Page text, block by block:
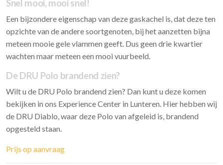
Snel mooi, mooi snel!
Een bijzondere eigenschap van deze gaskachel is, dat deze ten
opzichte van de andere soortgenoten, bij het aanzetten bijna
meteen mooie gele vlammen geeft. Dus geen drie kwartier
wachten maar meteen een mooi vuurbeeld.
De DRU Polo brandend zien?
Wilt u de DRU Polo brandend zien? Dan kunt u deze komen
bekijken in ons Experience Center in Lunteren. Hier hebben wij
de DRU Diablo, waar deze Polo van afgeleid is, brandend
opgesteld staan.
Prijs op aanvraag